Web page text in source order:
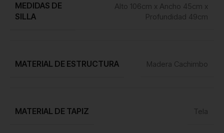
MEDIDAS DE
SILLA
Alto 106cm x Ancho 45cm x
Profundidad 49cm
MATERIAL DE ESTRUCTURA Madera Cachimbo
MATERIAL DE TAPIZ Tela